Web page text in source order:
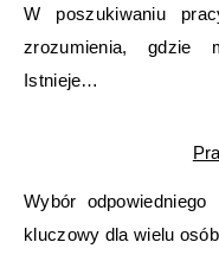
W poszukiwaniu
zrozumienia, gdzie
Istnieje…
Wybór
kluczowy dla wielu